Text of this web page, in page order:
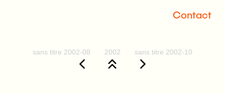
Contact
sans titre 2002-08 2002 sans titre 2002-10